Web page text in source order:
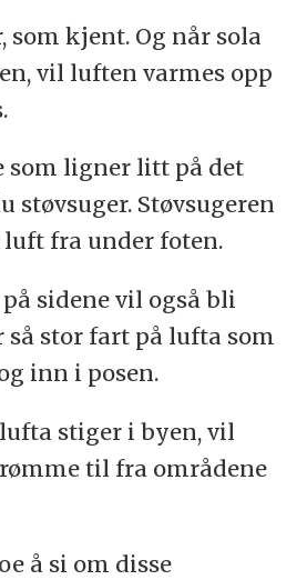
som kjent. Og når sola
vil luften varmes opp
som ligner litt på det
støvsuger. Støvsugeren
luft fra under foten.
sidene vil også bli
så stor fart på lufta som
inn i posen.
stiger i byen, vil
til fra områdene
å si om disse